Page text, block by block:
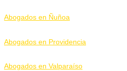
Abogados en Ñuñoa
Abogados en Providencia
Abogados en Valparaíso